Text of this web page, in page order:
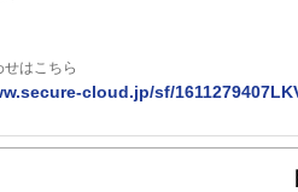
はこちら
cloud.jp/sf/
ンシャルプランナー
書士・ファイナンシャルプランナーとして